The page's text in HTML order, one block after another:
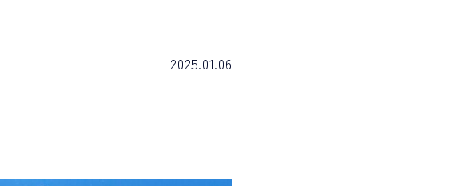
2025.01.06